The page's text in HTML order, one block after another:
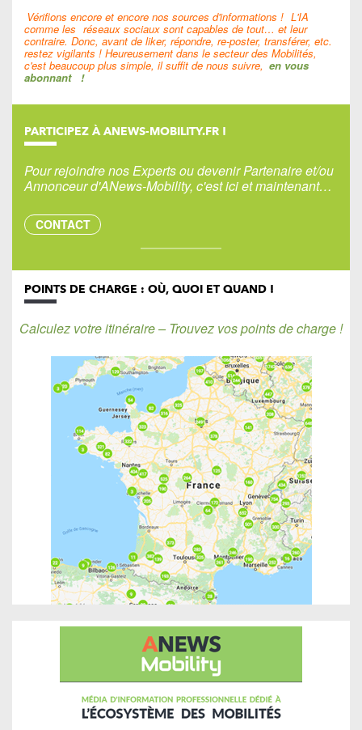
Vérifions encore et encore nos sources d'informations ! L'IA
comme les réseaux sociaux sont capables de tout… et leur
contraire. Donc, avant de liker, répondre, re-poster, transférer, etc.
restez vigilants ! Heureusement dans le secteur des Mobilités,
c'est beaucoup plus simple, il suffit de nous suivre, en vous
abonnant !
PARTICIPEZ À ANEWS-MOBILITY.FR !
Pour rejoindre nos Experts ou devenir Partenaire et/ou
Annonceur d'ANews-Mobility, c'est ici et maintenant…
CONTACT
POINTS DE CHARGE : OÙ, QUOI ET QUAND !
Calculez votre itinéraire – Trouvez vos points de charge !